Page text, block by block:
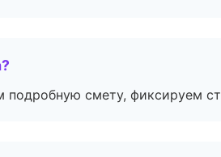
подробную смету, фиксируем